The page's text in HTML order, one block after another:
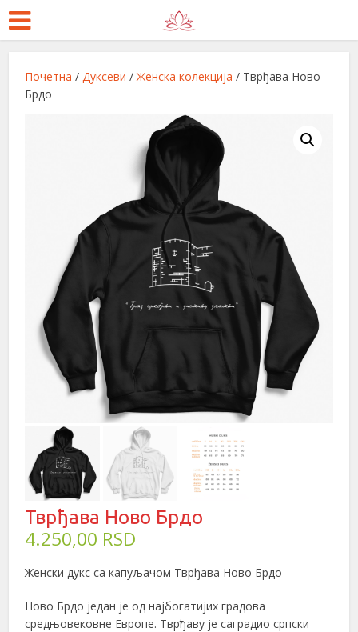
Почетна /Дуксеви /Женска колекција / Тврђава Ново
Брдо
Тврђава Ново Брдо
4.250,00 RSD
Женски дукс са капуљачом Тврђава Ново Брдо
Ново Брдо један је од најбогатијих градова
средњовековне Европе. Тврђаву је саградио српски